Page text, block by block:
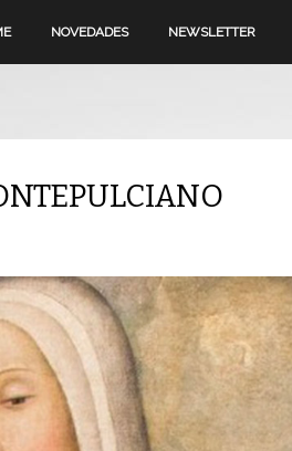
NOVEDADES NEWSLETTER